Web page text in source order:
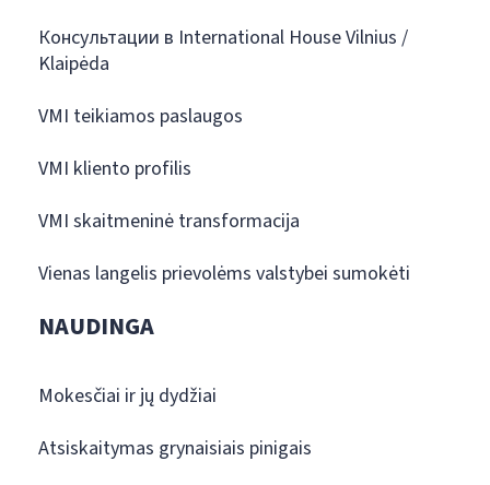
Консультации в International House Vilnius /
Klaipėda
VMI teikiamos paslaugos
VMI kliento profilis
VMI skaitmeninė transformacija
Vienas langelis prievolėms valstybei sumokėti
NAUDINGA
Mokesčiai ir jų dydžiai
Atsiskaitymas grynaisiais pinigais